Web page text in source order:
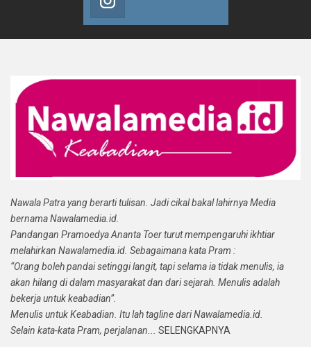
Nawala Patra yang berarti tulisan. Jadi cikal bakal lahirnya Media
bernama Nawalamedia.id.
Pandangan Pramoedya Ananta Toer turut mempengaruhi ikhtiar
melahirkan Nawalamedia.id. Sebagaimana kata Pram :
“Orang boleh pandai setinggi langit, tapi selama ia tidak menulis, ia
akan hilang di dalam masyarakat dan dari sejarah. Menulis adalah
bekerja untuk keabadian”.
Menulis untuk Keabadian. Itu lah tagline dari Nawalamedia.id.
Selain kata-kata Pram, perjalanan...
SELENGKAPNYA